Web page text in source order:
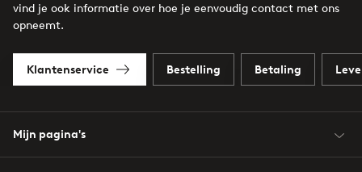
vind je ook informatie over hoe je eenvoudig contact met ons
opneemt.
Klantenservice Bestelling Betaling
Mijn pagina's